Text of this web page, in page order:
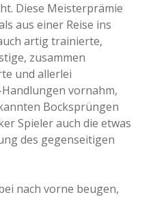
Diese Meisterprämie
aus einer Reise ins
artig trainierte,
zusammen
und allerlei
vornahm,
Bocksprüngen
Spieler auch die etwas
des gegenseitigen
nach vorne beugen,